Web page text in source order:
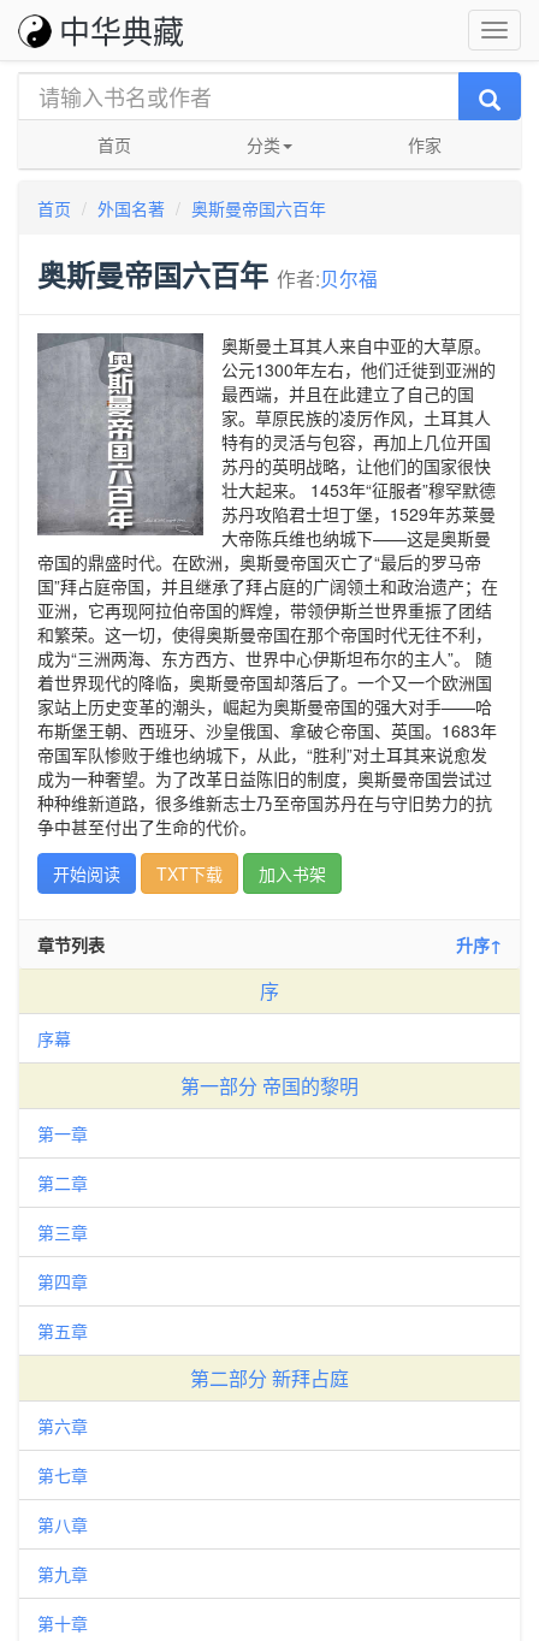
中华典藏
首页 分类 作家
首页 外国名著 奥斯曼帝国六百年
奥斯曼帝国六百年 作者:贝尔福
奥斯曼土耳其人来自中亚的大草原。
公元1300年左右，他们迁徙到亚洲的
最西端，并且在此建立了自己的国
家。草原民族的凌厉作风，土耳其人
特有的灵活与包容，再加上几位开国
苏丹的英明战略，让他们的国家很快
壮大起来。 1453年“征服者”穆罕默德
苏丹攻陷君士坦丁堡，1529年苏莱曼
大帝陈兵维也纳城下——这是奥斯曼
帝国的鼎盛时代。在欧洲，奥斯曼帝国灭亡了“最后的罗马帝
国”拜占庭帝国，并且继承了拜占庭的广阔领土和政治遗产；在
亚洲，它再现阿拉伯帝国的辉煌，带领伊斯兰世界重振了团结
和繁荣。这一切，使得奥斯曼帝国在那个帝国时代无往不利，
成为“三洲两海、东方西方、世界中心伊斯坦布尔的主人”。 随
着世界现代的降临，奥斯曼帝国却落后了。一个又一个欧洲国
家站上历史变革的潮头，崛起为奥斯曼帝国的强大对手——哈
布斯堡王朝、西班牙、沙皇俄国、拿破仑帝国、英国。1683年
帝国军队惨败于维也纳城下，从此，“胜利”对土耳其来说愈发
成为一种奢望。为了改革日益陈旧的制度，奥斯曼帝国尝试过
种种维新道路，很多维新志士乃至帝国苏丹在与守旧势力的抗
争中甚至付出了生命的代价。
开始阅读
TXT下载 加入书架
章节列表 升序↑
序
序幕
第一部分 帝国的黎明
第一章
第二章
第三章
第四章
第五章
第二部分 新拜占庭
第六章
第七章
第八章
第九章
第十章